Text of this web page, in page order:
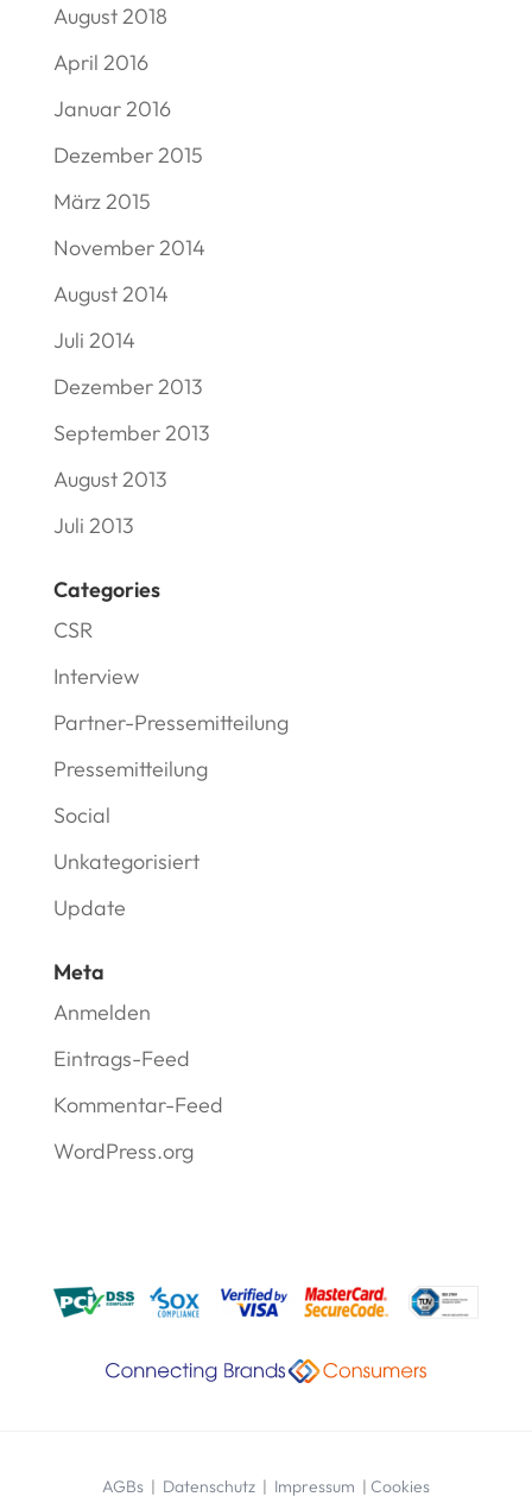
August 2018
April 2016
Januar 2016
Dezember 2015
März 2015
November 2014
August 2014
Juli 2014
Dezember 2013
September 2013
August 2013
Juli 2013
Categories
CSR
Interview
Partner-Pressemitteilung
Pressemitteilung
Social
Unkategorisiert
Update
Meta
Anmelden
Eintrags-Feed
Kommentar-Feed
WordPress.org
AGBs| Datenschutz | Impressum | Cookies